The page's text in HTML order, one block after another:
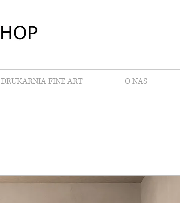
DRUKARNIA FINE ART O NAS